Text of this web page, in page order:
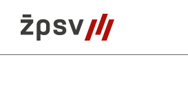
content